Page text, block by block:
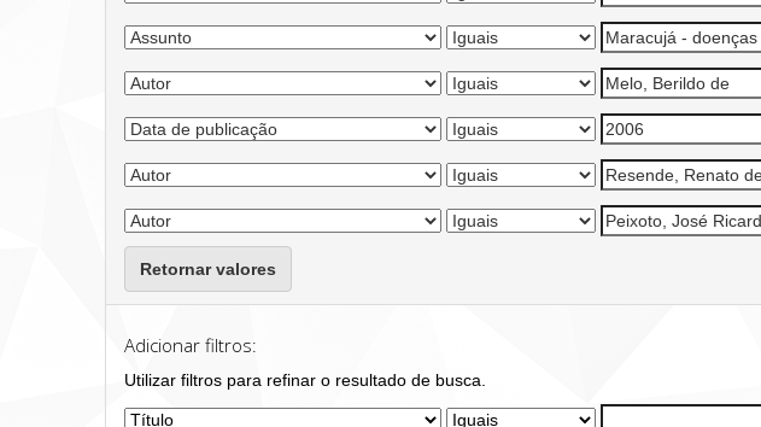
Retornar valores
Adicionar filtros:
Utilizar filtros para refinar o resultado de busca.